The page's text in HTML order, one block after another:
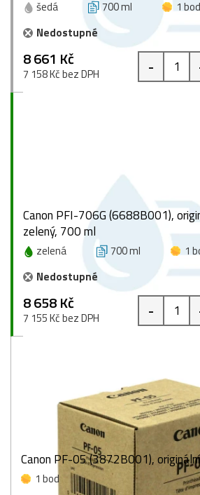
šedá 700 ml
1 bod
Nedostupné
8 661 Kč
7 158 Kč bez DPH -
Canon PFI-706G (6688B001),
zelený, 700 ml
zelená 700 ml
1
Nedostupné
8 658 Kč
7 155 Kč bez DPH -
Canon PF-05 (3872B001),
1 bod